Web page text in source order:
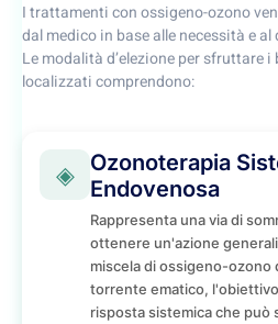
I trattamenti con ossigeno-ozono
dal medico in base alle necessità e
Le modalità d’elezione per sfruttare
localizzati comprendono:
◈
Ozonoterapia
Endovenosa
Rappresenta una via di
ottenere un'azione
miscela di ossigeno-ozono
torrente ematico,
risposta sistemica che può